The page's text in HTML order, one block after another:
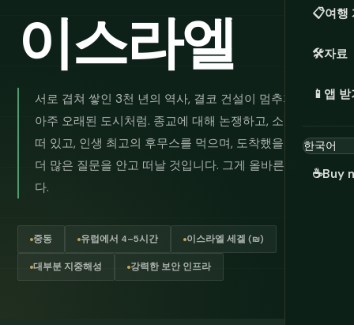
📋여행
🛠️자료
📱 앱 받
☕Buy
이스라엘
서로 겹쳐 쌓인 3천 년의 역사, 결코 건설이 멈추지 않은
아주 오래된 도시처럼. 종교에 대해 논쟁하고, 소금 호수에
떠 있고, 인생 최고의 후무스를 먹으며, 도착했을 때보다
더 많은 질문을 안고 떠날 것입니다. 그게 올바른 결과입니
다.
중동 유럽에서 4–5시간 이스라엘 세겔 (₪)
대부분 지중해성 강력한 보안 인프라